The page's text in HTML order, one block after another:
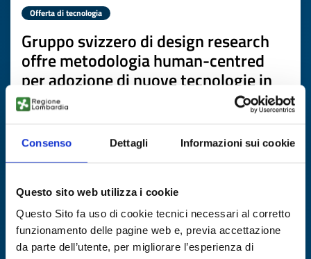
Consenso Dettagli Informazioni sui cookie
Questo sito web utilizza i cookie
Questo Sito fa uso di cookie tecnici necessari al corretto
funzionamento delle pagine web e, previa accettazione
da parte dell’utente, per migliorare l’esperienza di
Offerta di tecnologia
Gruppo svizzero di design research
offre metodologia human-centred
per adozione di nuove tecnologie in
salute, benessere e ambiente
ID EEN: TOCH20260226017
SCOPRI DI PIÙ →
Scade il13 marzo 2027